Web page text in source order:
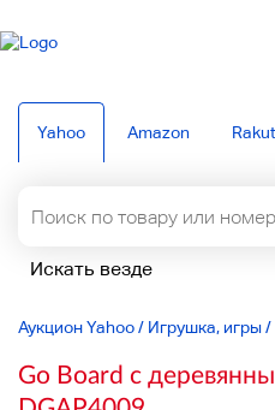
Yahoo Amazon
Аукцион Yahoo/ Игрушка, игры/
Go Board с